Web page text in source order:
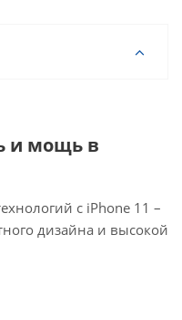
и мощь в
с iPhone 11 –
дизайна и высокой